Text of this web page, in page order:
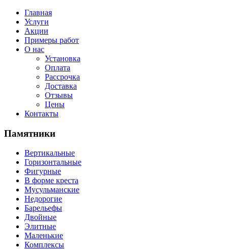
Главная
Услуги
Акции
Примеры работ
О нас
Установка
Оплата
Рассрочка
Доставка
Отзывы
Цены
Контакты
Памятники
Вертикальные
Горизонтальные
Фигурные
В форме креста
Мусульманские
Недорогие
Барельефы
Двойные
Элитные
Маленькие
Комплексы